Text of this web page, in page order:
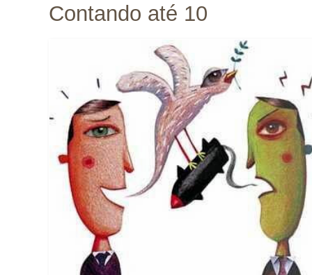
Contando até 10